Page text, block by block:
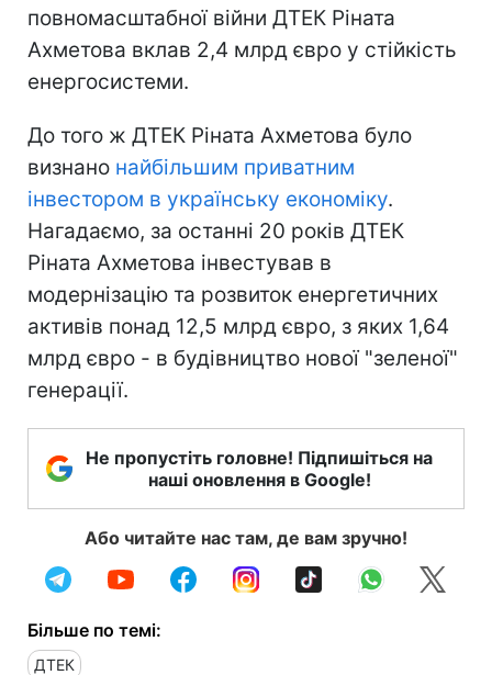
повномасштабної війни ДТЕК Ріната
Ахметова вклав 2,4 млрд євро у стійкість
енергосистеми.
До того ж ДТЕК Ріната Ахметова було
визнано найбільшим приватним
інвестором в українську економіку.
Нагадаємо, за останні 20 років ДТЕК
Ріната Ахметова інвестував в
модернізацію та розвиток енергетичних
активів понад 12,5 млрд євро, з яких 1,64
млрд євро - в будівництво нової "зеленої"
генерації.
Не пропустіть головне! Підпишіться на
наші оновлення в Google!
Або читайте нас там, де вам зручно!
Більше по темі:
ДТЕК